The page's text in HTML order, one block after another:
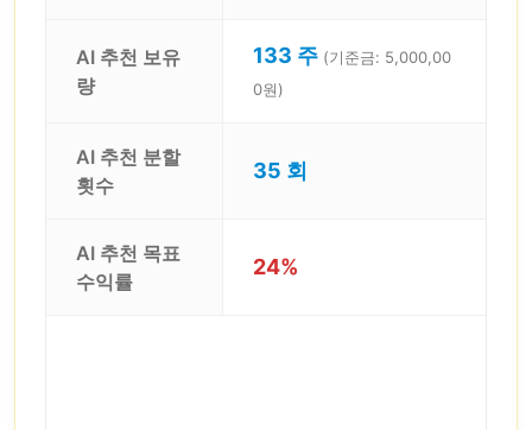
AI 추천 보유
량
133 주 (기준금: 5,000,00
0원)
AI 추천 분할
횟수
35 회
AI 추천 목표
수익률
24%